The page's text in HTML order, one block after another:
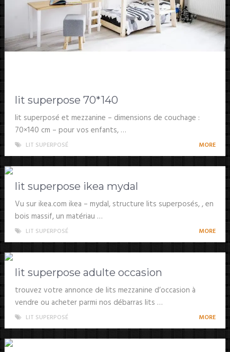
lit superpose 70*140
lit superposé et mezzanine – dimensions de couchage :
70×140 cm – pour vos enfants, …
LIT SUPERPOSÉ MORE
lit superpose ikea mydal
Vu sur ikea.com ikea – mydal, structure lits superposés, , en
bois massif, un matériau …
LIT SUPERPOSÉ MORE
lit superpose adulte occasion
trouvez votre annonce de lits mezzanine d’occasion à
vendre ou acheter parmi nos débarras lits …
LIT SUPERPOSÉ MORE